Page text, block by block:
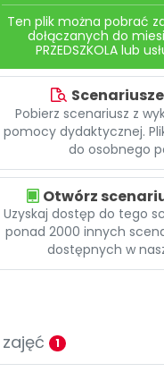
Ten plik można pobrać
dołączanych do
PRZEDSZKOLA lub
Pobierz scenariusz z
pomocy dydaktycznej.
do osobnego
Otwórz
Uzyskaj dostęp do tego
ponad 2000 innych
dostępnych w
1